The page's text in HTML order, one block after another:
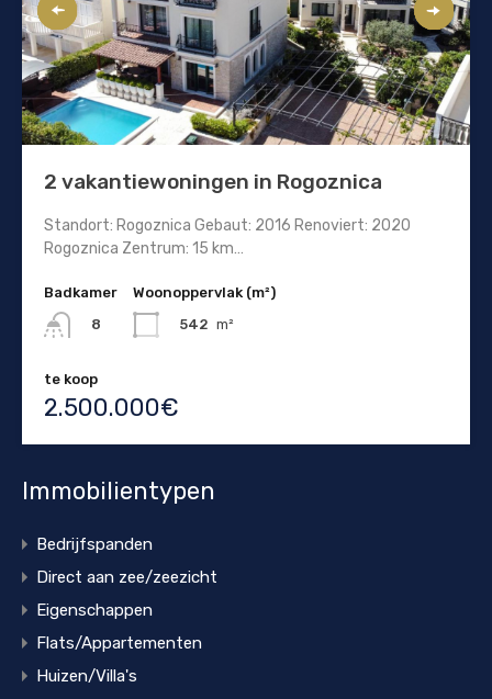
2 vakantiewoningen in Rogoznica
Standort: Rogoznica Gebaut: 2016 Renoviert: 2020
Rogoznica Zentrum: 15 km…
Badkamer
8
Woonoppervlak (m²)
542 m²
te koop
2.500.000€
Immobilientypen
Bedrijfspanden
Direct aan zee/zeezicht
Eigenschappen
Flats/Appartementen
Huizen/Villa's